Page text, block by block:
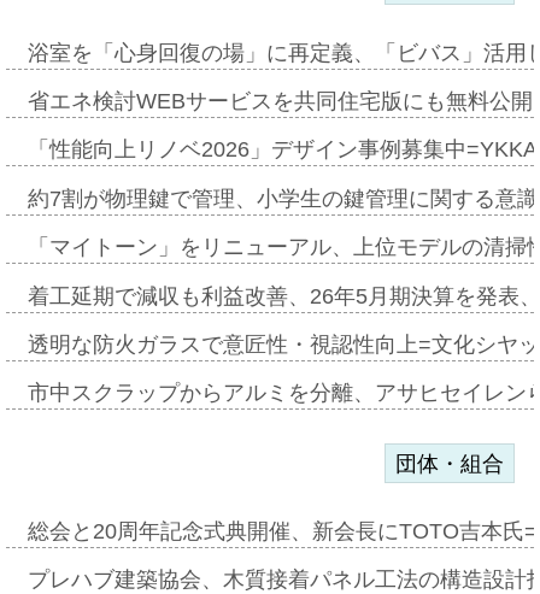
浴室を「心身回復の場」に再定義、「ビバス」活
省エネ検討WEBサービスを共同住宅版にも無料公
「性能向上リノベ2026」デザイン事例募集中
約7割が物理鍵で管理、小学生の鍵管理に関する意
「マイトーン」をリニューアル、上位モデルの清
着工延期で減収も利益改善、26年5月期決算を発表
透明な防火ガラスで意匠性・視認性向上=文化シヤ
市中スクラップからアルミを分離、アサヒセイレ
団体・組合
総会と20周年記念式典開催、新会長にTOTO吉本氏
プレハブ建築協会、木質接着パネル工法の構造設